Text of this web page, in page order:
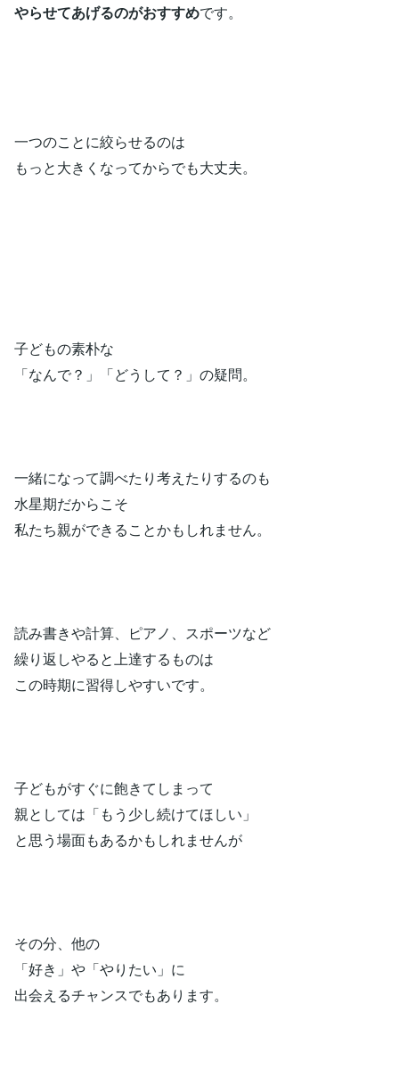
やらせてあげるのがおすすめです。
一つのことに絞らせるのは
もっと大きくなってからでも大丈夫。
子どもの素朴な
「なんで？」「どうして？」の疑問。
一緒になって調べたり考えたりするのも
水星期だからこそ
私たち親ができることかもしれません。
読み書きや計算、ピアノ、スポーツなど
繰り返しやると上達するものは
この時期に習得しやすいです。
子どもがすぐに飽きてしまって
親としては「もう少し続けてほしい」
と思う場面もあるかもしれませんが
その分、他の
「好き」や「やりたい」に
出会えるチャンスでもあります。